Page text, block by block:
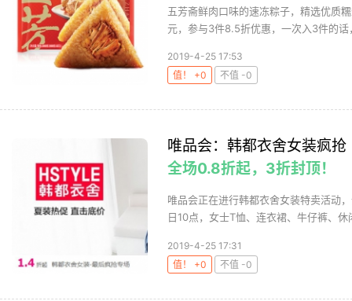
五芳斋鲜肉口味的速冻粽子，精选优质
元，参与3件8.5折优惠，一次入3件的
2019-4-25 17:53
值！ +0
不值 -0
唯品会：韩都衣舍女装疯抢
全场0.8折起，3折封顶！
唯品会正在进行韩都衣舍女装特卖活动
日10点，女士T恤、连衣裙、牛仔裤、
2019-4-25 17:31
值！ +0
不值 -0